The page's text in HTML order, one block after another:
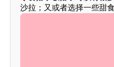
沙拉；又或者选择一些甜